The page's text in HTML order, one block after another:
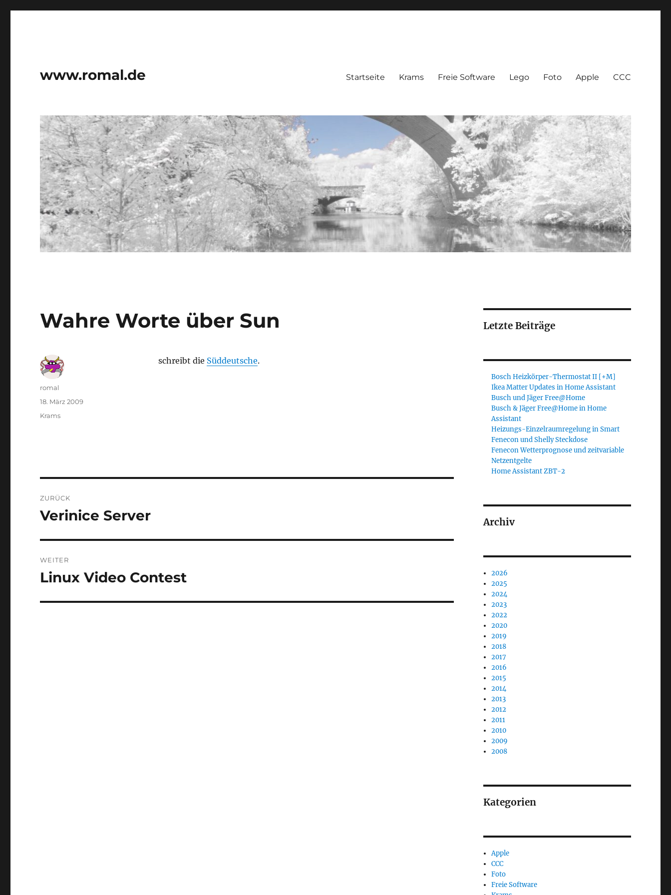
www.romal.de Startseite Krams Freie Software Lego Foto Apple CCC
Wahre Worte über Sun
schreibt die Süddeutsche.
Autor
romal
Veröffentlicht
18. März 2009
Kategorien
Krams
ZURÜCK
Vorheriger
Verinice Server
WEITER
Nächster
Linux Video Contest
Letzte Beiträge
Bosch Heizkörper-Thermostat II [+M]
Ikea Matter Updates in Home Assistant
Busch und Jäger Free@Home
Busch & Jäger Free@Home in Home
Assistant
Heizungs-Einzelraumregelung in Smart
Fenecon und Shelly Steckdose
Fenecon Wetterprognose und zeitvariable
Netzentgelte
Home Assistant ZBT-2
Archiv
2026
2025
2024
2023
2022
2020
2019
2018
2017
2016
2015
2014
2013
2012
2011
2010
2009
2008
Kategorien
Apple
CCC
Foto
Freie Software